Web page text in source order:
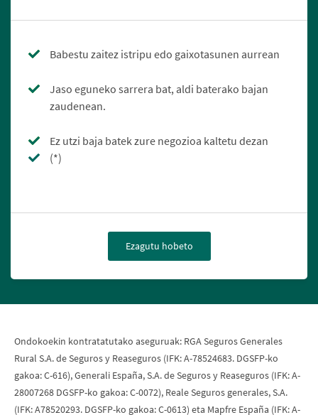
Babestu zaitez istripu edo gaixotasunen aurrean
Jaso eguneko sarrera bat, aldi baterako bajan
zaudenean.
Ez utzi baja batek zure negozioa kaltetu dezan
(*)
Ezagutu hobeto
Ondokoekin kontratatutako aseguruak: RGA Seguros Generales
Rural S.A. de Seguros y Reaseguros (IFK: A-78524683. DGSFP-ko
gakoa: C-616), Generali España, S.A. de Seguros y Reaseguros (IFK: A-
28007268 DGSFP-ko gakoa: C-0072), Reale Seguros generales, S.A.
(IFK: A78520293. DGSFP-ko gakoa: C-0613) eta Mapfre España (IFK: A-